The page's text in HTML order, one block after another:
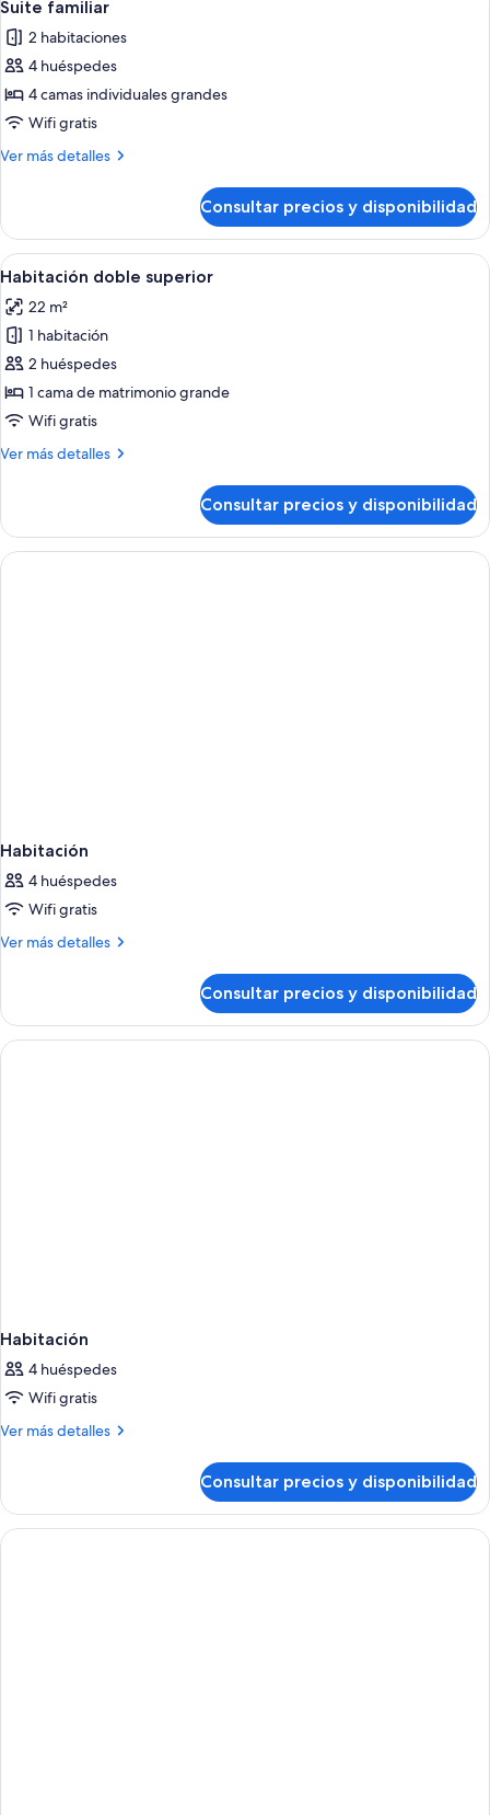
piscina
individuales,
vistas
la
piscina
todas
las
fotos
de
Suite
familiar
Suite familiar
2 habitaciones
4 huéspedes
4 camas individuales grandes
Wifi gratis
Ver más detalles
Más
familiar
Consultar precios y disponibilidad
Abrir
todas
las
fotos
de
Habitación
doble
Una habitación de hotel con una
5
Habitación doble superior
22 m²
1 habitación
2 huéspedes
1 cama de matrimonio grande
Wifi gratis
Ver más detalles
Más
doble
superior
Consultar precios y disponibilidad
Habitación
4 huéspedes
Wifi gratis
Ver más detalles
Más
Consultar precios y disponibilidad
Habitación
4 huéspedes
Wifi gratis
Ver más detalles
Más
Consultar precios y disponibilidad